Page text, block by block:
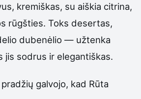
kremiškas, su aiškia citrina,
rūgšties. Toks desertas,
dubenėlio — užtenka
jis sodrus ir elegantiškas.
galvojo, kad Rūta